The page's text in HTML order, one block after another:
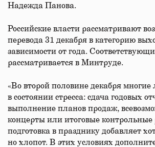
Надежда Панова.
Российские власти рассматривают
перевода 31 декабря в категорию
зависимости от года.
рассматривается в Минтруде.
«Во второй половине декабря
в состоянии стресса: сдача годовых
выполнение планов продаж,
концерты или итоговые
подготовка в празднику добавляет
но хлопот. В этих условиях